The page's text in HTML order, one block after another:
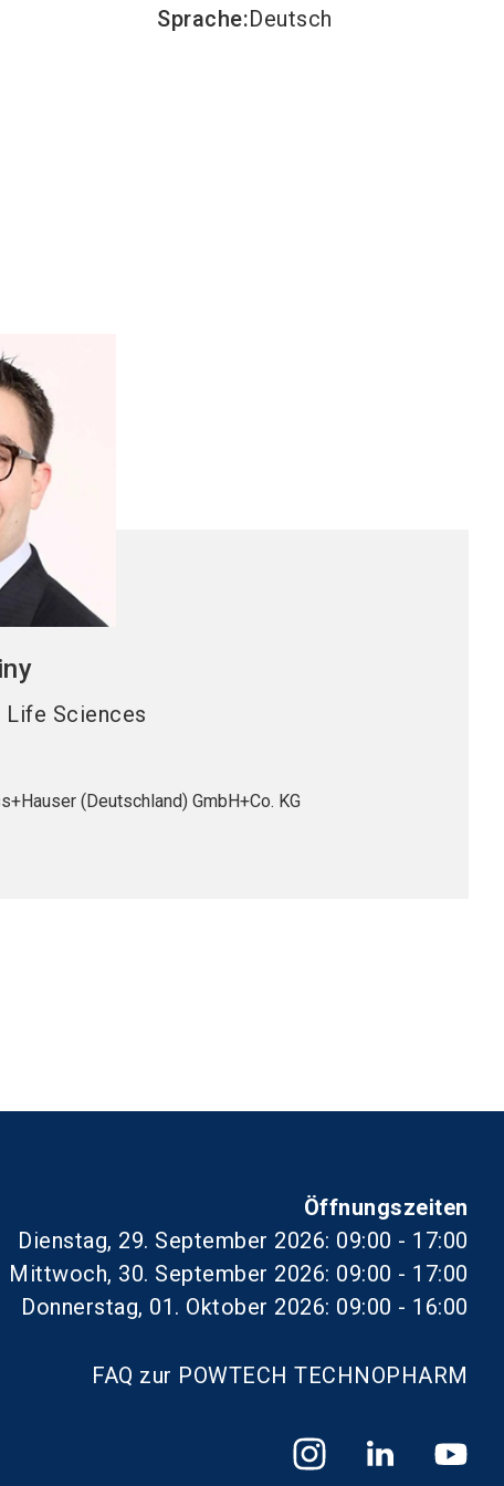
Sprache:Deutsch
Life Sciences
(Deutschland) GmbH+Co. KG
Öffnungszeiten
Dienstag, 29. September 2026: 09:00 - 17:00
Mittwoch, 30. September 2026: 09:00 - 17:00
Donnerstag, 01. Oktober 2026: 09:00 - 16:00
FAQ zur POWTECH TECHNOPHARM